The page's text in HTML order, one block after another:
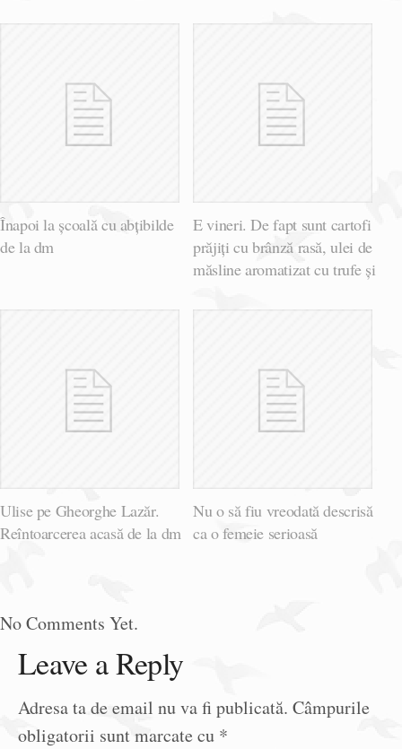
Înapoi la școală cu abțibilde
de la dm
E vineri. De fapt sunt cartofi
prăjiți cu brânză rasă, ulei de
măsline aromatizat cu trufe și
Ulise pe Gheorghe Lazăr.
Reîntoarcerea acasă de la dm
Nu o să fiu vreodată descrisă
ca o femeie serioasă
No Comments Yet.
Leave a Reply
Adresa ta de email nu va fi publicată. Câmpurile
obligatorii sunt marcate cu *